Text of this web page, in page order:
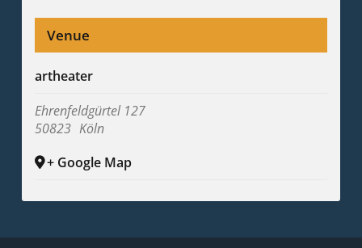
Venue
artheater
Ehrenfeldgürtel 127
50823 Köln
+ Google Map